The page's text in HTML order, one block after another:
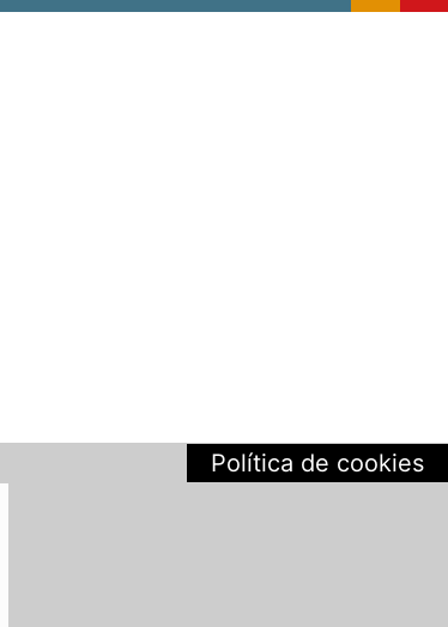
Política de cookies